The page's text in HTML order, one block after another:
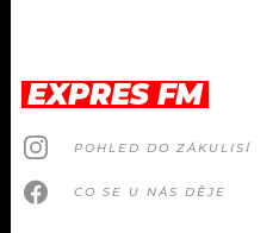
EXPRES FM
POHLED DO ZÁKULISÍ
CO SE U NÁS DĚJE